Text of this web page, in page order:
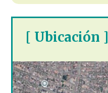
[ Ubicación ]